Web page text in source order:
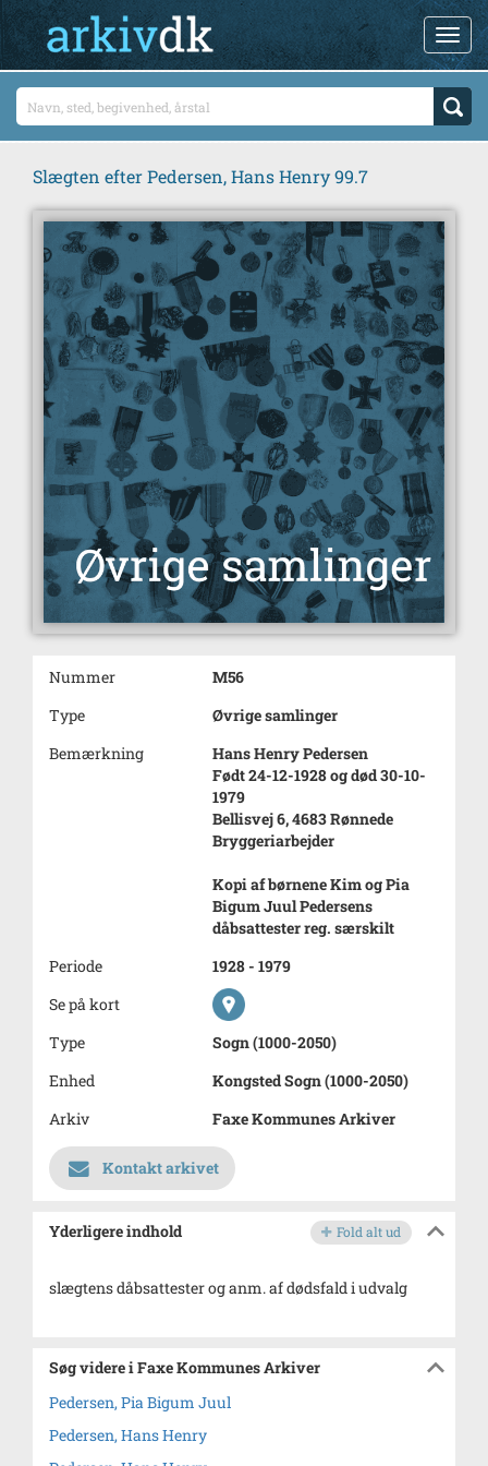
Slægten efter Pedersen, Hans Henry 99.7
Nummer
M56
Type
Øvrige samlinger
Bemærkning
Hans Henry Pedersen
Født 24-12-1928 og død 30-10-
1979
Bellisvej 6, 4683 Rønnede
Bryggeriarbejder
Kopi af børnene Kim og Pia
Bigum Juul Pedersens
dåbsattester reg. særskilt
Periode
1928 - 1979
Se på kort
Type
Sogn (1000-2050)
Enhed
Kongsted Sogn (1000-2050)
Arkiv
Faxe Kommunes Arkiver
Kontakt arkivet
Yderligere indhold Fold alt ud
slægtens dåbsattester og anm. af dødsfald i udvalg
Søg videre i Faxe Kommunes Arkiver
Pedersen, Pia Bigum Juul
Pedersen, Hans Henry